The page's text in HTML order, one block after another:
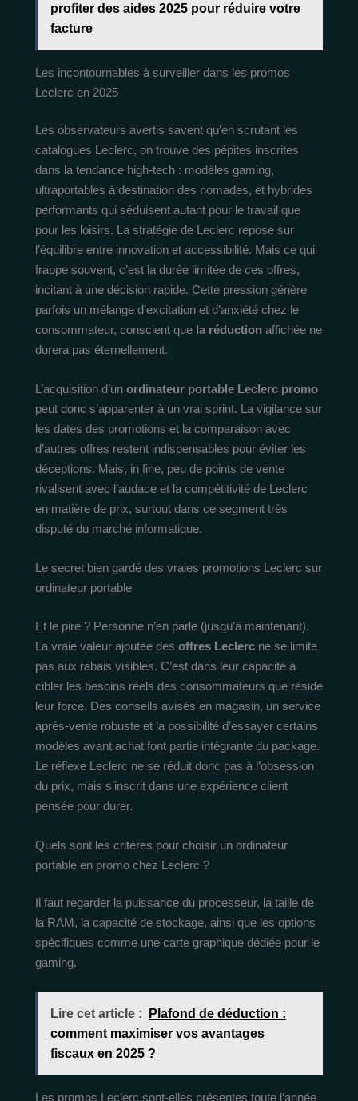
profiter des aides 2025 pour réduire votre
facture
Les incontournables à surveiller dans les promos
Leclerc en 2025
Les observateurs avertis savent qu’en scrutant les
catalogues Leclerc, on trouve des pépites inscrites
dans la tendance high-tech : modèles gaming,
ultraportables à destination des nomades, et hybrides
performants qui séduisent autant pour le travail que
pour les loisirs. La stratégie de Leclerc repose sur
l’équilibre entre innovation et accessibilité. Mais ce qui
frappe souvent, c’est la durée limitée de ces offres,
incitant à une décision rapide. Cette pression génère
parfois un mélange d’excitation et d’anxiété chez le
consommateur, conscient que la réduction affichée ne
durera pas éternellement.
L’acquisition d’un ordinateur portable Leclerc promo
peut donc s’apparenter à un vrai sprint. La vigilance sur
les dates des promotions et la comparaison avec
d’autres offres restent indispensables pour éviter les
déceptions. Mais, in fine, peu de points de vente
rivalisent avec l’audace et la compétitivité de Leclerc
en matière de prix, surtout dans ce segment très
disputé du marché informatique.
Le secret bien gardé des vraies promotions Leclerc sur
ordinateur portable
Et le pire ? Personne n’en parle (jusqu’à maintenant).
La vraie valeur ajoutée des offres Leclerc ne se limite
pas aux rabais visibles. C’est dans leur capacité à
cibler les besoins réels des consommateurs que réside
leur force. Des conseils avisés en magasin, un service
après-vente robuste et la possibilité d’essayer certains
modèles avant achat font partie intégrante du package.
Le réflexe Leclerc ne se réduit donc pas à l’obsession
du prix, mais s’inscrit dans une expérience client
pensée pour durer.
Quels sont les critères pour choisir un ordinateur
portable en promo chez Leclerc ?
Il faut regarder la puissance du processeur, la taille de
la RAM, la capacité de stockage, ainsi que les options
spécifiques comme une carte graphique dédiée pour le
gaming.
Lire cet article :
Plafond de déduction :
comment maximiser vos avantages
fiscaux en 2025 ?
Les promos Leclerc sont-elles présentes toute l’année